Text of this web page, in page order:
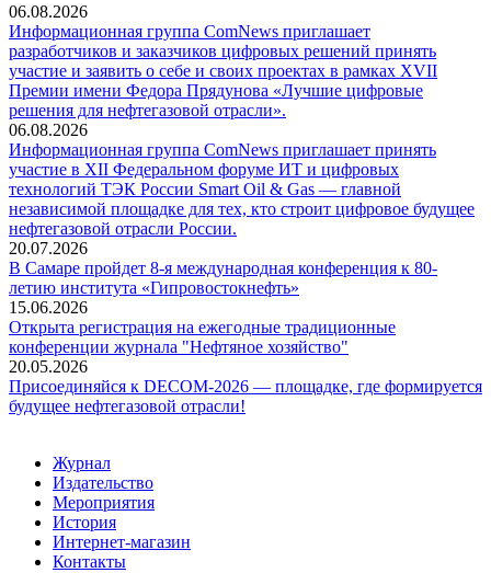
06.08.2026
Информационная группа ComNews приглашает
разработчиков и заказчиков цифровых решений принять
участие и заявить о себе и своих проектах в рамках XVII
Премии имени Федора Прядунова «Лучшие цифровые
решения для нефтегазовой отрасли».
06.08.2026
Информационная группа ComNews приглашает принять
участие в XII Федеральном форуме ИТ и цифровых
технологий ТЭК России Smart Oil & Gas — главной
независимой площадке для тех, кто строит цифровое будущее
нефтегазовой отрасли России.
20.07.2026
В Самаре пройдет 8-я международная конференция к 80-
летию института «Гипровостокнефть»
15.06.2026
Открыта регистрация на ежегодные традиционные
конференции журнала "Нефтяное хозяйство"
20.05.2026
Присоединяйся к DECOM-2026 — площадке, где формируется
будущее нефтегазовой отрасли!
Журнал
Издательство
Мероприятия
История
Интернет-магазин
Контакты